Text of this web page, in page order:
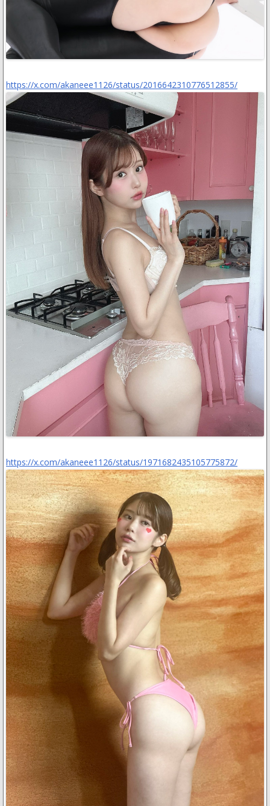
https://x.com/akaneee1126/status/2016642310776512855/
https://x.com/akaneee1126/status/1971682435105775872/